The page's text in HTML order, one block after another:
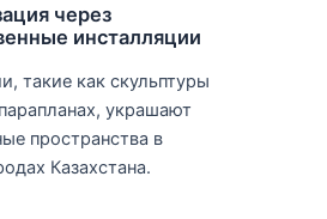
через
инсталляции
такие как скульптуры
украшают
пространства в
Казахстана.